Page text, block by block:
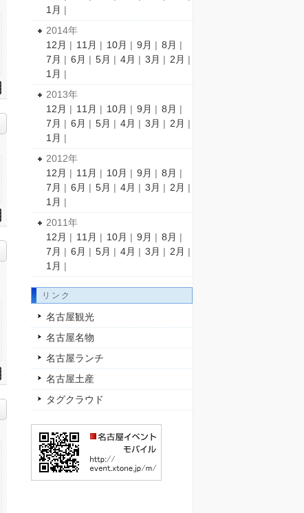
1月 |
2014年
12月 | 11月 | 10月 | 9月 | 8月 |
7月 | 6月 | 5月 | 4月 | 3月 | 2月 |
1月 |
2013年
12月 | 11月 | 10月 | 9月 | 8月 |
7月 | 6月 | 5月 | 4月 | 3月 | 2月 |
1月 |
2012年
12月 | 11月 | 10月 | 9月 | 8月 |
7月 | 6月 | 5月 | 4月 | 3月 | 2月 |
1月 |
2011年
12月 | 11月 | 10月 | 9月 | 8月 |
7月 | 6月 | 5月 | 4月 | 3月 | 2月 |
1月 |
リンク
名古屋観光
名古屋名物
名古屋ランチ
名古屋土産
タグクラウド